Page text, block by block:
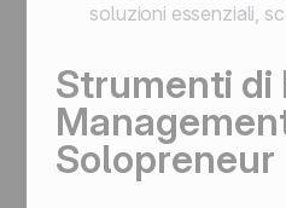
soluzioni essenziali,
Strumenti di
Solopreneur